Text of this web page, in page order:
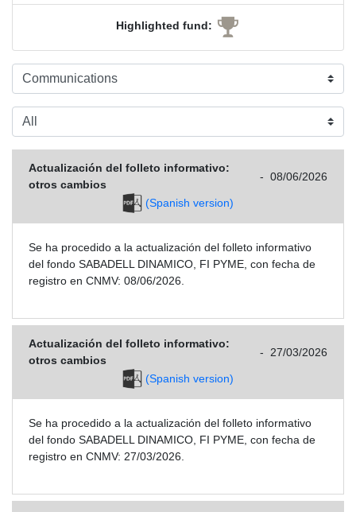
Highlighted fund:
Actualización del folleto informativo:
otros cambios
- 08/06/2026
(Spanish version)
Se ha procedido a la actualización del folleto informativo
del fondo SABADELL DINAMICO, FI PYME, con fecha de
registro en CNMV: 08/06/2026.
Actualización del folleto informativo:
otros cambios
- 27/03/2026
(Spanish version)
Se ha procedido a la actualización del folleto informativo
del fondo SABADELL DINAMICO, FI PYME, con fecha de
registro en CNMV: 27/03/2026.